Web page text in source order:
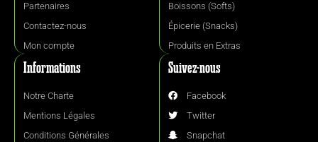
Partenaires
Contactez-nous
Mon compte
Boissons (Softs)
Épicerie (Snacks)
Produits en Extras
Informations
Notre Charte
Mentions Légales
Conditions Générales
Suivez-nous
Facebook
Twitter
Snapchat